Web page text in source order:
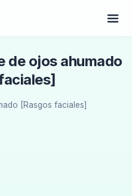
de ojos ahumado
[Rasgos faciales]